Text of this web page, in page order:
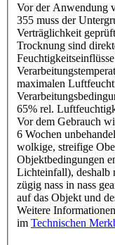
Vor der Anwendung
355 muss der
Verträglichkeit
Trocknung sind
maximalen
65% rel.
Vor dem Gebrauch
6 Wochen
wolkige, streifige
Objektbedingungen
Lichteinfall), deshalb
zügig nass in nass
auf das Objekt und
Weitere
im Technischen